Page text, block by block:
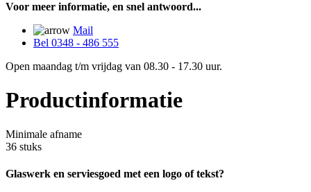
Voor meer informatie, en snel antwoord...
Mail
Bel 0348 - 486 555
Open maandag t/m vrijdag van 08.30 - 17.30 uur.
Productinformatie
Minimale afname
36 stuks
Glaswerk en serviesgoed met een logo of tekst?